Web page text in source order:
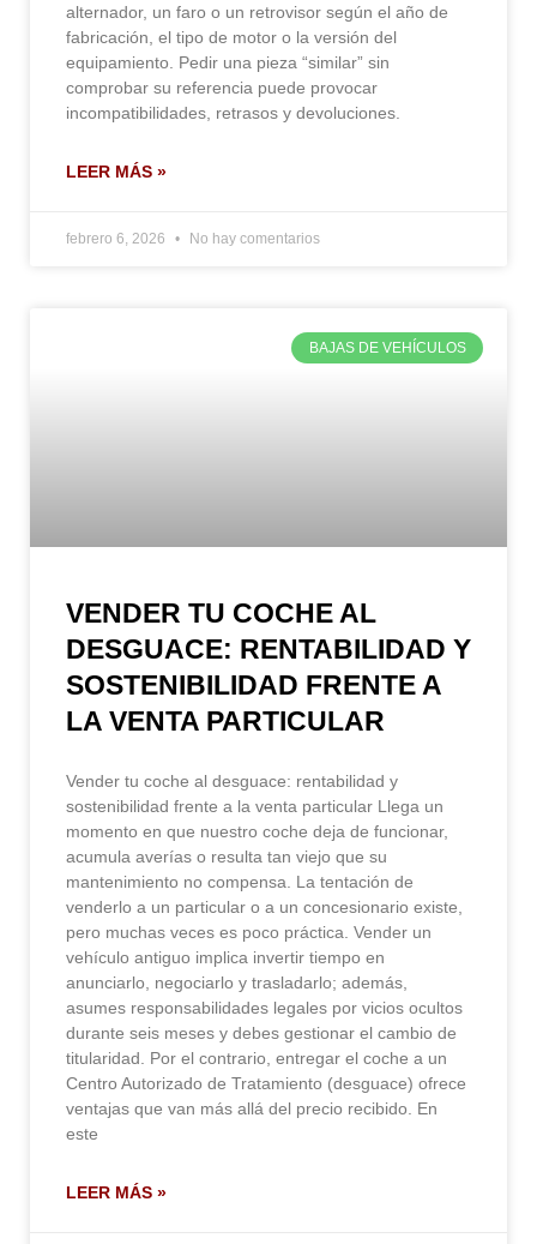
alternador, un faro o un retrovisor según el año de
fabricación, el tipo de motor o la versión del
equipamiento. Pedir una pieza “similar” sin
comprobar su referencia puede provocar
incompatibilidades, retrasos y devoluciones.
LEER MÁS »
febrero 6, 2026 No hay comentarios
BAJAS DE VEHÍCULOS
VENDER TU COCHE AL
DESGUACE: RENTABILIDAD Y
SOSTENIBILIDAD FRENTE A
LA VENTA PARTICULAR
Vender tu coche al desguace: rentabilidad y
sostenibilidad frente a la venta particular Llega un
momento en que nuestro coche deja de funcionar,
acumula averías o resulta tan viejo que su
mantenimiento no compensa. La tentación de
venderlo a un particular o a un concesionario existe,
pero muchas veces es poco práctica. Vender un
vehículo antiguo implica invertir tiempo en
anunciarlo, negociarlo y trasladarlo; además,
asumes responsabilidades legales por vicios ocultos
durante seis meses y debes gestionar el cambio de
titularidad. Por el contrario, entregar el coche a un
Centro Autorizado de Tratamiento (desguace) ofrece
ventajas que van más allá del precio recibido. En
este
LEER MÁS »